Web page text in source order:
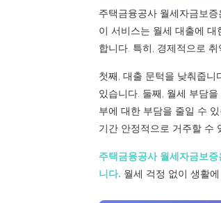
주택금융공사 월세자금보
이 서비스는 월세 대출에
합니다. 특히, 경제적으로
첫째, 대출 문턱을 낮춰줍
있습니다. 둘째, 월세 부담
부에 대한 부담을 줄일 수
기간 안정적으로 거주할 수
주택금융공사 월세자금보
니다. 월세 걱정 없이 생활